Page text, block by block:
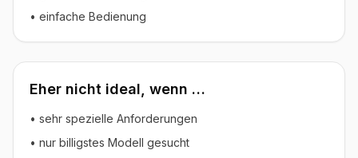
• einfache Bedienung
Eher nicht ideal, wenn …
• sehr spezielle Anforderungen
• nur billigstes Modell gesucht